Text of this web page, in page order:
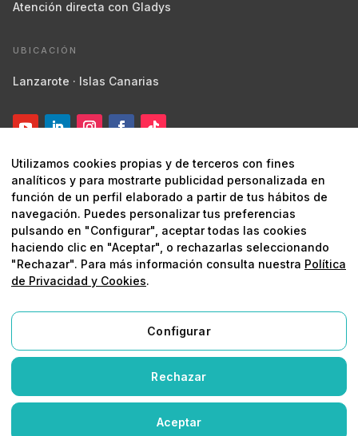
Atención directa con Gladys
UBICACIÓN
Lanzarote · Islas Canarias
© 2026 Digital Marketing Lanzarote ·Marketing estratégico y
digital
Utilizamos cookies propias y de terceros con fines
analíticos y para mostrarte publicidad personalizada en
función de un perfil elaborado a partir de tus hábitos de
navegación. Puedes personalizar tus preferencias
pulsando en "Configurar", aceptar todas las cookies
haciendo clic en "Aceptar", o rechazarlas seleccionando
"Rechazar". Para más información consulta nuestra Política
de Privacidad y Cookies.
Configurar
Rechazar
Aceptar
Aviso Legal
Política de Privacidad y Cookies
Configurar